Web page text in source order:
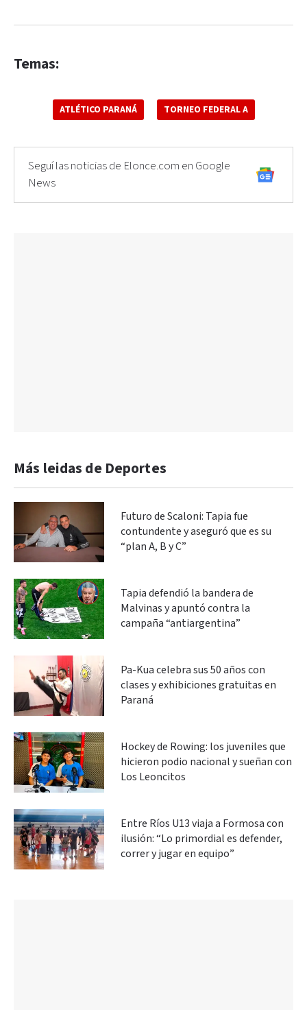
Temas:
ATLÉTICO PARANÁ TORNEO FEDERAL A
Seguí las noticias de Elonce.com en Google
News
Más leidas de Deportes
Futuro de Scaloni: Tapia fue
contundente y aseguró que es su
“plan A, B y C”
Tapia defendió la bandera de
Malvinas y apuntó contra la
campaña “antiargentina”
Pa-Kua celebra sus 50 años con
clases y exhibiciones gratuitas en
Paraná
Hockey de Rowing: los juveniles que
hicieron podio nacional y sueñan con
Los Leoncitos
Entre Ríos U13 viaja a Formosa con
ilusión: “Lo primordial es defender,
correr y jugar en equipo”